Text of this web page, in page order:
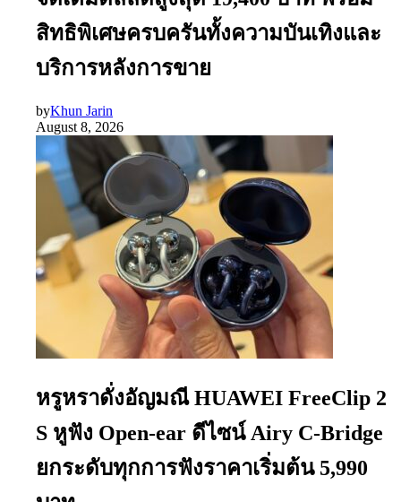
สิทธิพิเศษครบครันทั้งความบันเทิงและ
บริการหลังการขาย
byKhun Jarin
August 8, 2026
หรูหราดั่งอัญมณี HUAWEI FreeClip 2
S หูฟัง Open-ear ดีไซน์ Airy C-Bridge
ยกระดับทุกการฟังราคาเริ่มต้น 5,990